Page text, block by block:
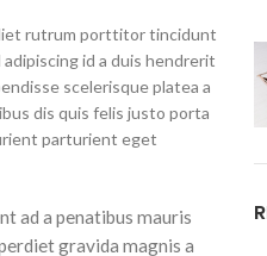
rutrum porttitor tincidunt
id a duis hendrerit
scelerisque platea a
dis quis felis justo porta
parturient eget
ad a penatibus mauris
gravida magnis a